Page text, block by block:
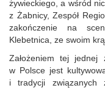
żywieckiego, a wśród
z Żabnicy, Zespół
zakończenie na
Klebetnica, ze swoim
Założeniem tej jednej
w Polsce jest
i tradycji związanych